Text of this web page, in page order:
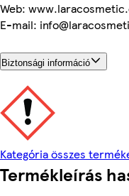
Web:
E-mail:
Biztonsági információ
Kategória összes
Termékleírás